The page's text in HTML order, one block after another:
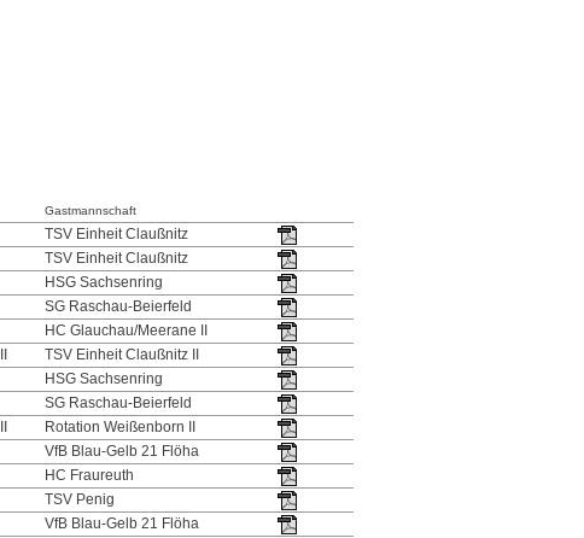
Gastmannschaft
TSV Einheit Claußnitz
TSV Einheit Claußnitz
HSG Sachsenring
SG Raschau-Beierfeld
HC Glauchau/Meerane II
TSV Einheit Claußnitz II
HSG Sachsenring
SG Raschau-Beierfeld
Rotation Weißenborn II
VfB Blau-Gelb 21 Flöha
HC Fraureuth
TSV Penig
VfB Blau-Gelb 21 Flöha